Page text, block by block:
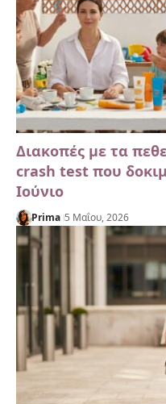
Διακοπές με τα
crash test που
Ιούνιο
Prima 5 Μαΐου, 2026